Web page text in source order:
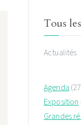
Tous
Actualités
Agenda
Exposition
Grandes